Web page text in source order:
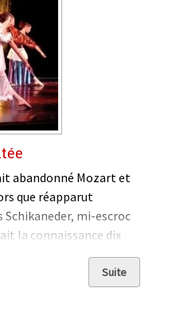
abandonné Mozart et
que réapparut
mi-escroc
la connaissance dix
comique allemand.
Suite